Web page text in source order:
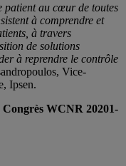
patient au cœur de toutes
à comprendre et
à travers
de solutions
à reprendre le contrôle
Vice-
Ipsen.
WCNR 20201-